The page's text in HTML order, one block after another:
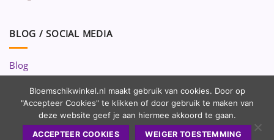
BLOG / SOCIAL MEDIA
Blog
Volg ons op:
Bloemschikwinkel.nl maakt gebruik van cookies. Door op
"Accepteer Cookies" te klikken of door gebruik te maken van
deze website geef je aan hiermee akkoord te gaan.
ACCEPTEER COOKIES WEIGER TOESTEMMING